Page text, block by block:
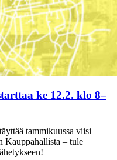
ke 12.2. klo 8–
tammikuussa viisi
Kauppahallista – tule